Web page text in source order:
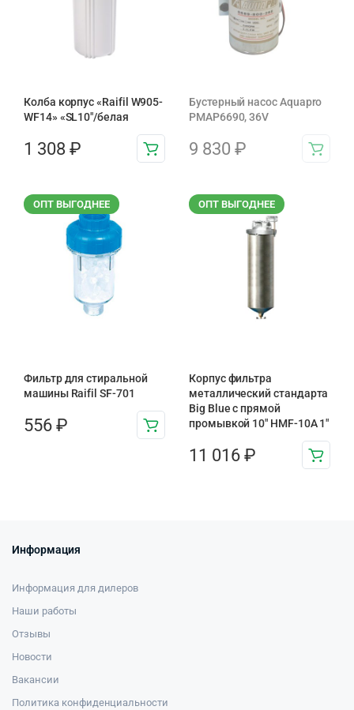
Колба корпус «Raifil W905-
WF14» «SL10″/белая
1 308 ₽
Бустерный насос Aquapro
PMAP6690, 36V
9 830 ₽
ОПТ ВЫГОДНЕЕ
Фильтр для стиральной
машины Raifil SF-701
556 ₽
ОПТ ВЫГОДНЕЕ
Корпус фильтра
металлический стандарта
Big Blue с прямой
промывкой 10″ HMF-10A 1″
11 016 ₽
Информация
Информация для дилеров
Наши работы
Отзывы
Новости
Вакансии
Политика конфиденциальности